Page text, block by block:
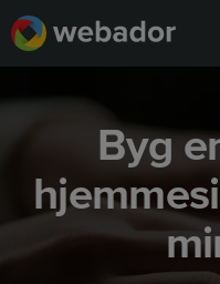
Byg